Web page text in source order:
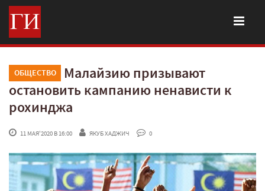
ОБЩЕСТВО
Малайзию призывают
остановить кампанию ненависти к
рохинджа
11 МАЯ'2020 В 16:00 ЯКУБ ХАДЖИЧ 0